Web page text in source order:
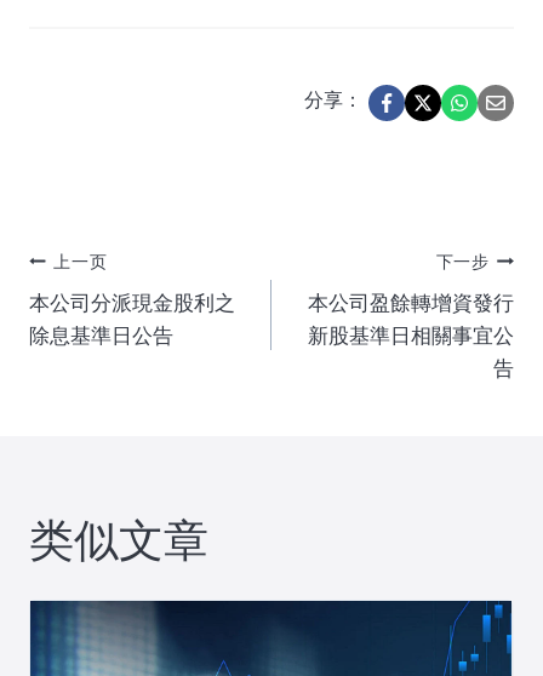
分享：
文
章
上一页
本公司分派現金股利之
除息基準日公告
下一步
本公司盈餘轉增資發行
新股基準日相關事宜公
告
类似文章